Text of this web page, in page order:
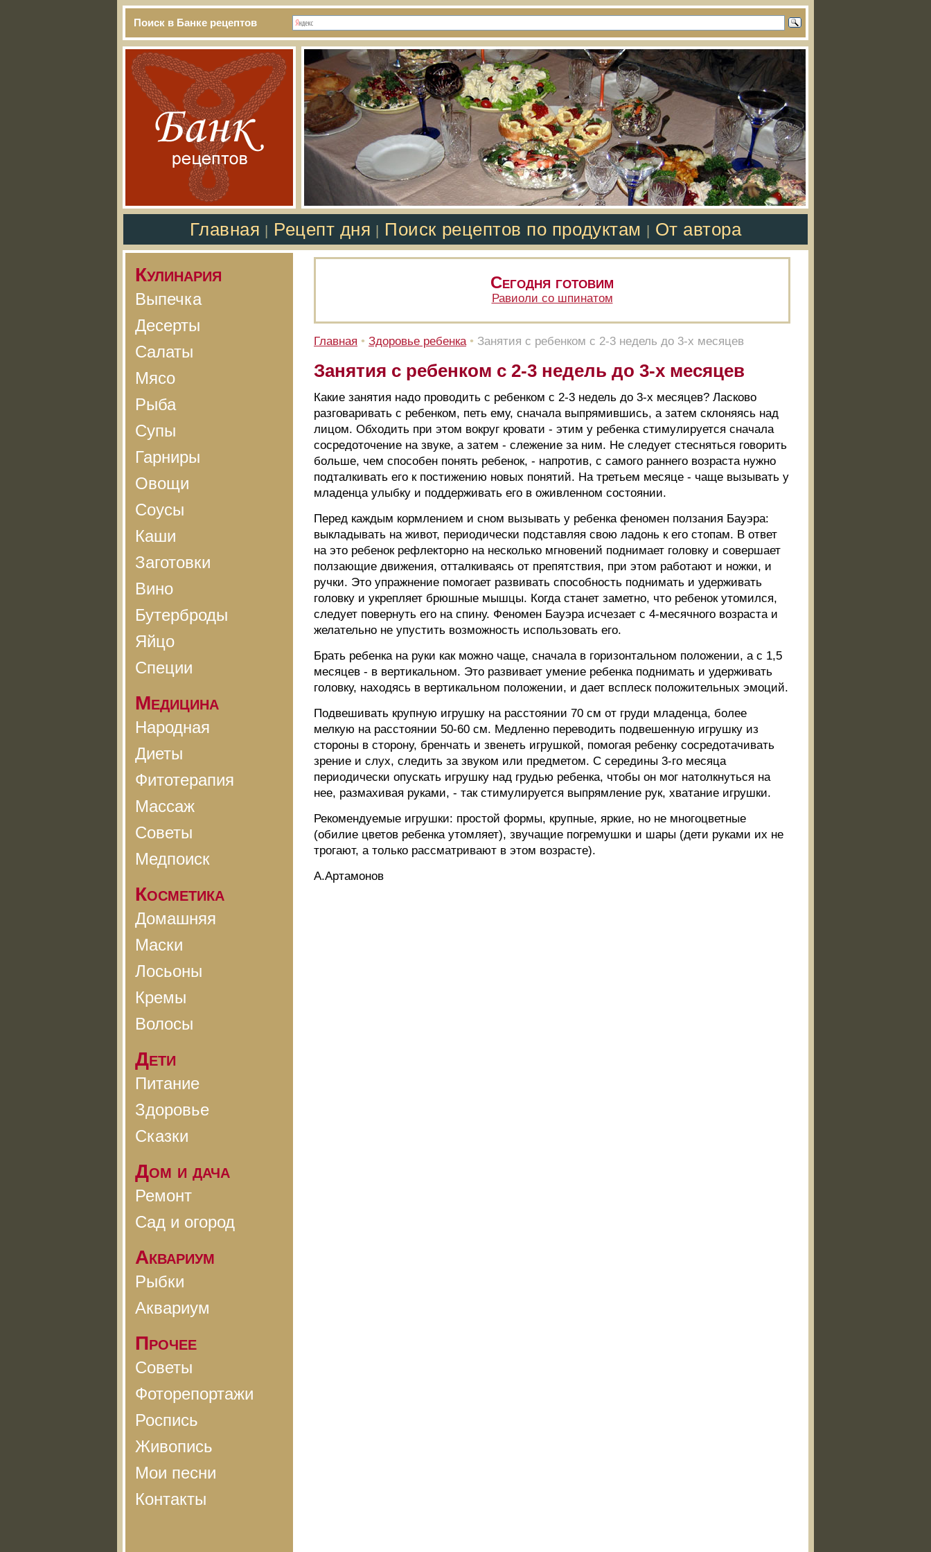
Поиск в Банке рецептов
Главная Рецепт дня Поиск рецептов по продуктам От автора
Кулинария
Выпечка
Десерты
Салаты
Мясо
Рыба
Супы
Гарниры
Овощи
Соусы
Каши
Заготовки
Вино
Бутерброды
Яйцо
Специи
Медицина
Народная
Диеты
Фитотерапия
Массаж
Советы
Медпоиск
Косметика
Домашняя
Маски
Лосьоны
Кремы
Волосы
Дети
Питание
Здоровье
Сказки
Дом и дача
Ремонт
Сад и огород
Аквариум
Рыбки
Аквариум
Прочее
Советы
Фоторепортажи
Роспись
Живопись
Мои песни
Контакты
Сегодня готовим
Равиоли со шпинатом
Главная • Здоровье ребенка • Занятия с ребенком с 2-3 недель до 3-х месяцев
Занятия с ребенком с 2-3 недель до 3-х месяцев
Какие занятия надо проводить с ребенком с 2-3 недель до 3-х месяцев? Ласково
разговаривать с ребенком, петь ему, сначала выпрямившись, а затем склоняясь над
лицом. Обходить при этом вокруг кровати - этим у ребенка стимулируется сначала
сосредоточение на звуке, а затем - слежение за ним. Не следует стесняться говорить
больше, чем способен понять ребенок, - напротив, с самого раннего возраста нужно
подталкивать его к постижению новых понятий. На третьем месяце - чаще вызывать у
младенца улыбку и поддерживать его в оживленном состоянии.
Перед каждым кормлением и сном вызывать у ребенка феномен ползания Бауэра:
выкладывать на живот, периодически подставляя свою ладонь к его стопам. В ответ
на это ребенок рефлекторно на несколько мгновений поднимает головку и совершает
ползающие движения, отталкиваясь от препятствия, при этом работают и ножки, и
ручки. Это упражнение помогает развивать способность поднимать и удерживать
головку и укрепляет брюшные мышцы. Когда станет заметно, что ребенок утомился,
следует повернуть его на спину. Феномен Бауэра исчезает с 4-месячного возраста и
желательно не упустить возможность использовать его.
Брать ребенка на руки как можно чаще, сначала в горизонтальном положении, а с 1,5
месяцев - в вертикальном. Это развивает умение ребенка поднимать и удерживать
головку, находясь в вертикальном положении, и дает всплеск положительных эмоций.
Подвешивать крупную игрушку на расстоянии 70 см от груди младенца, более
мелкую на расстоянии 50-60 см. Медленно переводить подвешенную игрушку из
стороны в сторону, бренчать и звенеть игрушкой, помогая ребенку сосредотачивать
зрение и слух, следить за звуком или предметом. С середины 3-го месяца
периодически опускать игрушку над грудью ребенка, чтобы он мог натолкнуться на
нее, размахивая руками, - так стимулируется выпрямление рук, хватание игрушки.
Рекомендуемые игрушки: простой формы, крупные, яркие, но не многоцветные
(обилие цветов ребенка утомляет), звучащие погремушки и шары (дети руками их не
трогают, а только рассматривают в этом возрасте).
A.Apтaмoнoв